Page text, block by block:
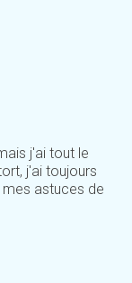
j'ai tout le
j'ai toujours
astuces de